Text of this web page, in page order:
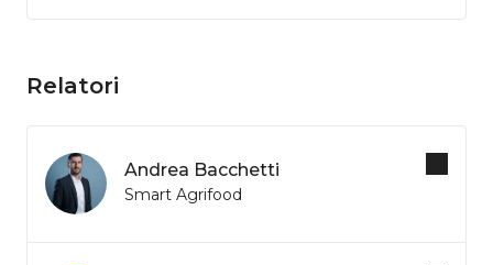
Relatori
Andrea Bacchetti
Smart Agrifood